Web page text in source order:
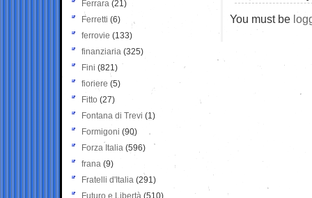
You must be
Ferrara (21)
Ferretti (6)
ferrovie (133)
finanziaria (325)
Fini (821)
fioriere (5)
Fitto (27)
Fontana di Trevi (1)
Formigoni (90)
Forza Italia (596)
frana (9)
Fratelli d'Italia (291)
Futuro e Libertà (510)